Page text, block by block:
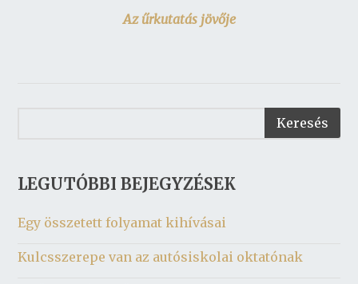
Az űrkutatás jövője
LEGUTÓBBI BEJEGYZÉSEK
Egy összetett folyamat kihívásai
Kulcsszerepe van az autósiskolai oktatónak